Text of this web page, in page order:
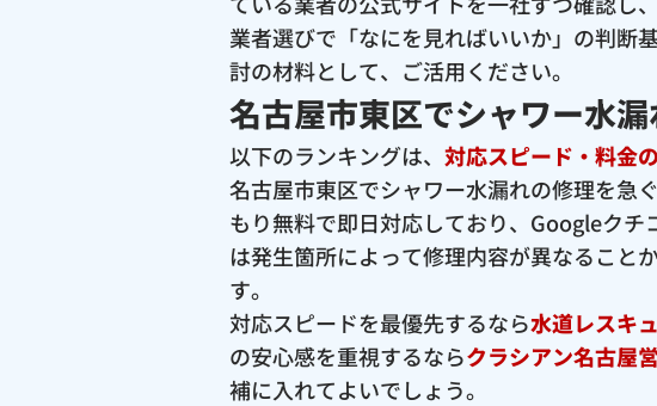
業者選びで「なにを見ればいいか」の判断
討の材料として、ご活用ください。
名古屋市東区でシャワー水
以下のランキングは、 対応スピード・料金
名古屋市東区でシャワー水漏れの修理を急ぐ
もり無料で即日対応しており、Googleク
は発生箇所によって修理内容が異なること
す。
対応スピードを最優先するなら水道レスキ
の安心感を重視するならクラシアン名古屋
補に入れてよいでしょう。